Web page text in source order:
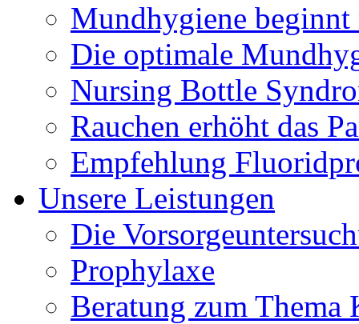
Mundhygiene beginnt
Die optimale
Nursing Bottle
Rauchen erhöht das
Empfehlung
Unsere Leistungen
Die
Prophylaxe
Beratung zum Thema